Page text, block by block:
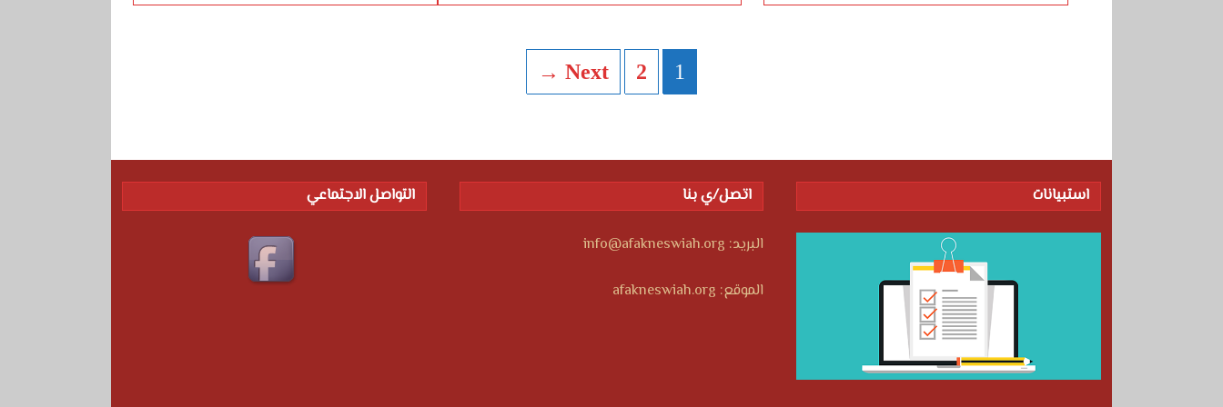
1
2
Next →
استبيانات اتصل/ي بنا
البريد: info@afakneswiah.org
الموقع: afakneswiah.org
التواصل الاجتماعي